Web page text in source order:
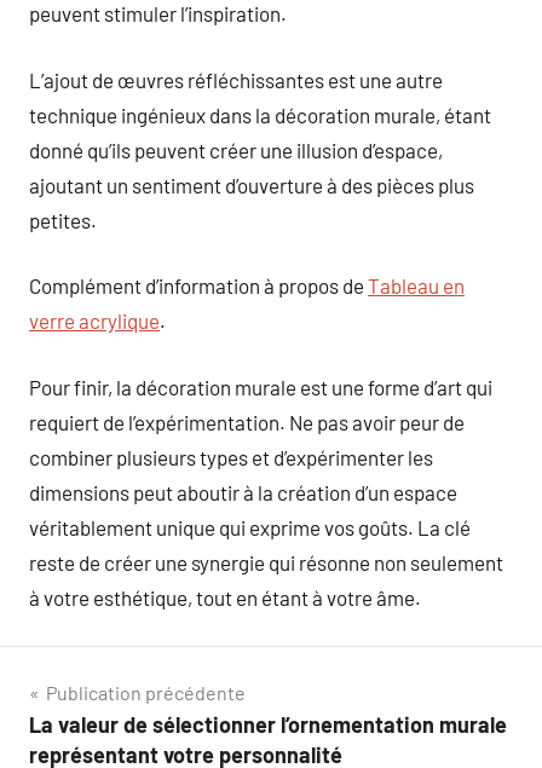
peuvent stimuler l’inspiration.
L’ajout de œuvres réfléchissantes est une autre
technique ingénieux dans la décoration murale, étant
donné qu’ils peuvent créer une illusion d’espace,
ajoutant un sentiment d’ouverture à des pièces plus
petites.
Complément d’information à propos de Tableau en
verre acrylique.
Pour finir, la décoration murale est une forme d’art qui
requiert de l’expérimentation. Ne pas avoir peur de
combiner plusieurs types et d’expérimenter les
dimensions peut aboutir à la création d’un espace
véritablement unique qui exprime vos goûts. La clé
reste de créer une synergie qui résonne non seulement
à votre esthétique, tout en étant à votre âme.
Navigation
de
Publication précédente
La valeur de sélectionner l’ornementation murale
représentant votre personnalité